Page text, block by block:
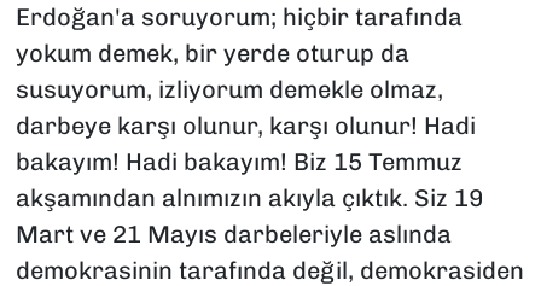
Erdoğan'a soruyorum; hiçbir tarafında
yokum demek, bir yerde oturup da
susuyorum, izliyorum demekle olmaz,
darbeye karşı olunur, karşı olunur! Hadi
bakayım! Hadi bakayım! Biz 15 Temmuz
akşamından alnımızın akıyla çıktık. Siz 19
Mart ve 21 Mayıs darbeleriyle aslında
demokrasinin tarafında değil, demokrasiden